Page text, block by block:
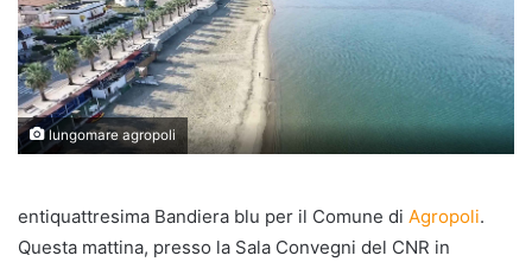
lungomare agropoli
entiquattresima Bandiera blu per il Comune di Agropoli.
Questa mattina, presso la Sala Convegni del CNR in